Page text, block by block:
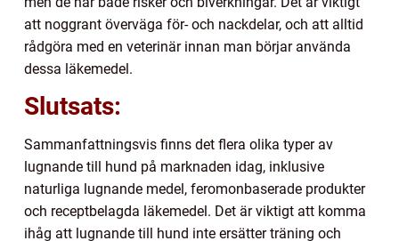
att noggrant överväga för- och nackdelar, och att alltid
rådgöra med en veterinär innan man börjar använda
dessa läkemedel.
Slutsats:
Sammanfattningsvis finns det flera olika typer av
lugnande till hund på marknaden idag, inklusive
naturliga lugnande medel, feromonbaserade produkter
och receptbelagda läkemedel. Det är viktigt att komma
ihåg att lugnande till hund inte ersätter träning och